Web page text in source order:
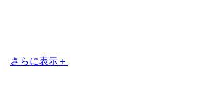
さらに表示＋